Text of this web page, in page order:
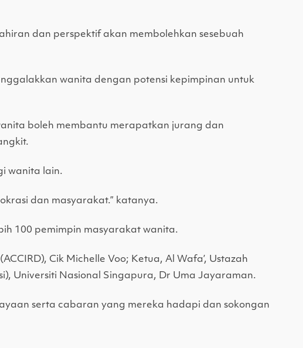
dan perspektif akan membolehkan sesebuah
wanita dengan potensi kepimpinan untuk
boleh membantu merapatkan jurang dan
wanita lain.
dan masyarakat.” katanya.
100 pemimpin masyarakat wanita.
Cik Michelle Voo; Ketua, Al Wafa’, Ustazah
Universiti Nasional Singapura, Dr Uma Jayaraman.
serta cabaran yang mereka hadapi dan sokongan